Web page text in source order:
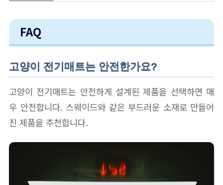
FAQ
고양이 전기매트는 안전한가요?
고양이 전기매트는 안전하게 설계된 제품을 선택하면 매
우 안전합니다. 스웨이드와 같은 부드러운 소재로 만들어
진 제품을 추천합니다.